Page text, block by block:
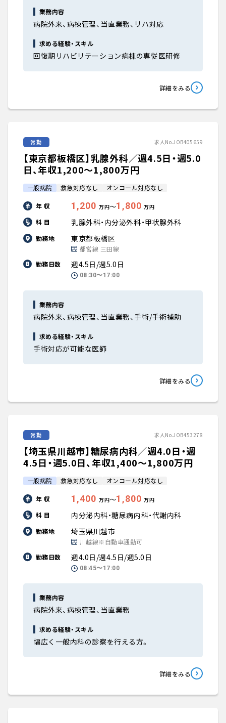
業務内容
病院外来、病棟管理、当直業務、リハ対応
求める経験・スキル
回復期リハビリテーション病棟の専従医研修
詳細をみる
常勤 求人No.JOB405659
【東京都板橋区】乳腺外科／週4.5日・週5.0
日、年収1,200〜1,800万円
一般病院 救急対応なし オンコール対応なし
年 収 1,200 万円〜1,800 万円
科 目 乳腺外科・内分泌外科・甲状腺外科
勤務地 東京都板橋区
都営線 三田線
勤務日数
週4.5日/週5.0日
08:30〜17:00
業務内容
病院外来、病棟管理、当直業務、手術/手術補助
求める経験・スキル
手術対応が可能な医師
詳細をみる
常勤 求人No.JOB453278
【埼玉県川越市】糖尿病内科／週4.0日・週
4.5日・週5.0日、年収1,400〜1,800万円
一般病院 救急対応なし オンコール対応なし
年 収 1,400 万円〜1,800 万円
科 目 内分泌内科・糖尿病内科・代謝内科
勤務地 埼玉県川越市
川越線※自動車通勤可
勤務日数
週4.0日/週4.5日/週5.0日
08:45〜17:00
業務内容
病院外来、病棟管理、当直業務
求める経験・スキル
幅広く一般内科の診察を行える方。
詳細をみる